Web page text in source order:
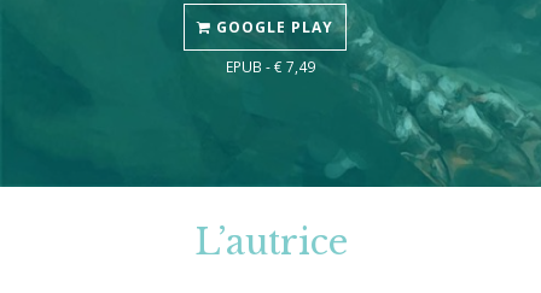
GOOGLE PLAY
EPUB - € 7,49
L’autrice